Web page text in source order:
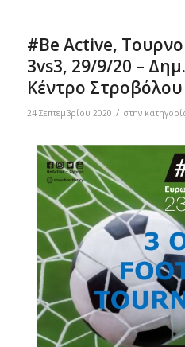
#Be Active,
3vs3, 29/9/20 –
Κέντρο Στροβόλου
24 Σεπτεμβρίου 2020 / στην